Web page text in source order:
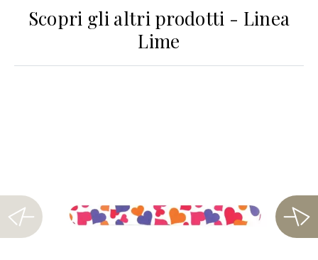
Scopri gli altri prodotti - Linea
Lime